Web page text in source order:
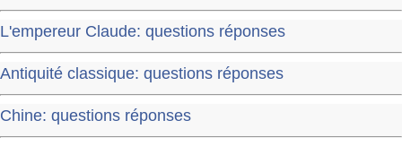
L'empereur Claude: questions réponses
Antiquité classique: questions réponses
Chine: questions réponses